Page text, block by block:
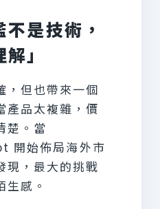
是技術，
」
，但也帶來一個
產品太複雜，價
楚。當
開始佈局海外市
現，最大的挑戰
感。